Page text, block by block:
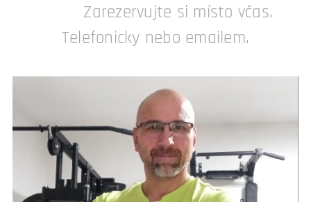
Zarezervujte si místo včas.
Telefonicky nebo emailem.